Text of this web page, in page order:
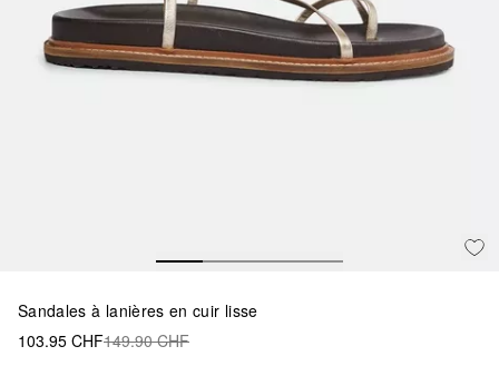
Sandales à lanières en cuir lisse
103.95 CHF149.90 CHF